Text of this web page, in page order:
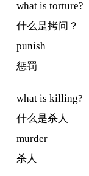
what is torture?
什么是拷问？
punish
惩罚
what is killing?
什么是杀人
murder
杀人